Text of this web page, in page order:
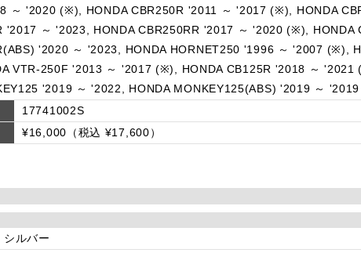
～ '2020 (※), HONDA CBR250R '2011 ～ '2017 (※), HONDA
'2017 ～ '2023, HONDA CBR250RR '2017 ～ '2020 (※),
'2020 ～ '2023, HONDA HORNET250 '1996 ～ '2007 (※),
VTR-250F '2013 ～ '2017 (※), HONDA CB125R '2018 ～
'2019 ～ '2022, HONDA MONKEY125(ABS) '2019 ～ '2019
17741002S
¥16,000（税込 ¥17,600）
シルバー